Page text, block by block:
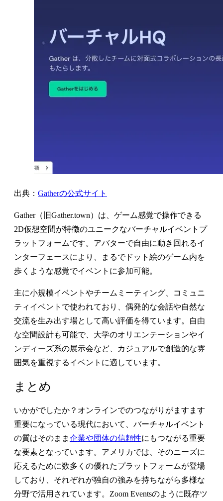
出典： Gatherの公式サイト
Gather（旧Gather.town）は、ゲーム感覚で操作できる
2D仮想空間が特徴のユニークなバーチャルイベントプ
ラットフォームです。アバターで自由に動き回れるイ
ンターフェースにより、まるでドット絵のゲーム内を
歩くような感覚でイベントに参加可能。
主に小規模イベントやチームミーティング、コミュニ
ティイベントで使われており、偶発的な会話や自然な
交流を生み出す場として高い評価を得ています。自由
な空間設計も可能で、大学のオリエンテーションやイ
ンディーズ系の展示会など、カジュアルで創造的な雰
囲気を重視するイベントに適しています。
まとめ
いかがでしたか？オンラインでのつながりがますます
重要になっている現代において、バーチャルイベント
の質はそのまま 企業や団体の信頼性にもつながる重要
な要素となっています。アメリカでは、そのニーズに
応えるために数多くの優れたプラットフォームが登場
しており、それぞれが独自の強みを持ちながら多様な
分野で活用されています。Zoom Eventsのように既存ツ